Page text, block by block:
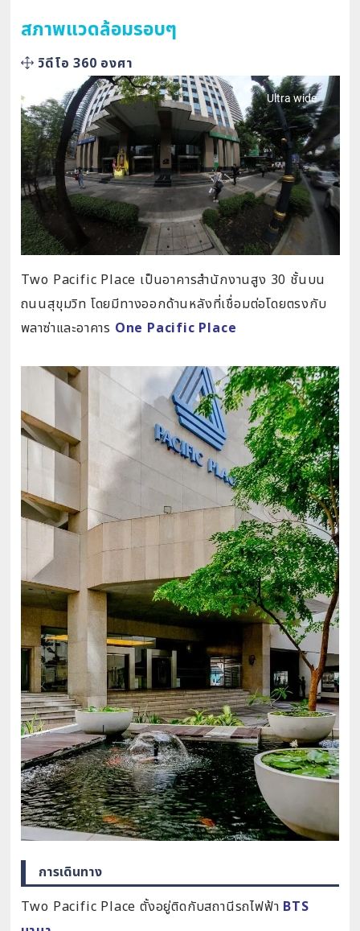
สภาพแวดล้อมรอบๆ
วิดีโอ 360 องศา
Two Pacific Place เป็นอาคารสำนักงานสูง 30 ชั้นบน
ถนนสุขุมวิท โดยมีทางออกด้านหลังที่เชื่อมต่อโดยตรงกับ
พลาซ่าและอาคาร One Pacific Place
การเดินทาง
Two Pacific Place ตั้งอยู่ติดกับสถานีรถไฟฟ้า BTS